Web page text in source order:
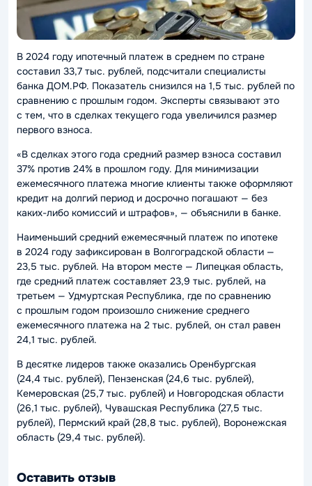
В 2024 году ипотечный платеж в среднем по стране
составил 33,7 тыс. рублей, подсчитали специалисты
банка ДОМ.РФ. Показатель снизился на 1,5 тыс. рублей по
сравнению с прошлым годом. Эксперты связывают это
с тем, что в сделках текущего года увеличился размер
первого взноса.
«В сделках этого года средний размер взноса составил
37% против 24% в прошлом году. Для минимизации
ежемесячного платежа многие клиенты также оформляют
кредит на долгий период и досрочно погашают — без
каких-либо комиссий и штрафов», — объяснили в банке.
Наименьший средний ежемесячный платеж по ипотеке
в 2024 году зафиксирован в Волгоградской области —
23,5 тыс. рублей. На втором месте — Липецкая область,
где средний платеж составляет 23,9 тыс. рублей, на
третьем — Удмуртская Республика, где по сравнению
с прошлым годом произошло снижение среднего
ежемесячного платежа на 2 тыс. рублей, он стал равен
24,1 тыс. рублей.
В десятке лидеров также оказались Оренбургская
(24,4 тыс. рублей), Пензенская (24,6 тыс. рублей),
Кемеровская (25,7 тыс. рублей) и Новгородская области
(26,1 тыс. рублей), Чувашская Республика (27,5 тыс.
рублей), Пермский край (28,8 тыс. рублей), Воронежская
область (29,4 тыс. рублей).
Оставить отзыв